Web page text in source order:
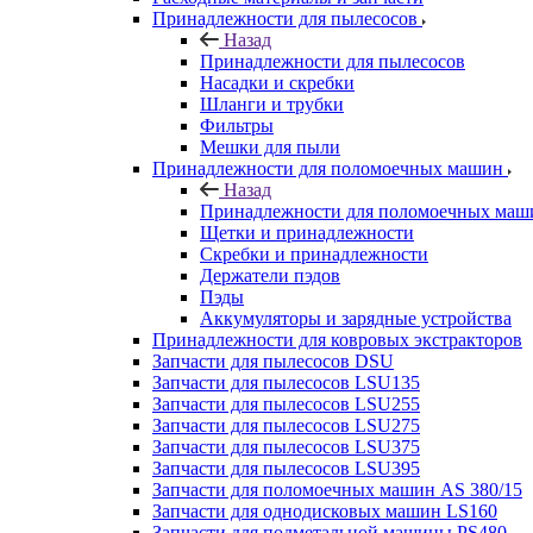
Принадлежности для пылесосов
Назад
Принадлежности для пылесосов
Насадки и скребки
Шланги и трубки
Фильтры
Мешки для пыли
Принадлежности для поломоечных машин
Назад
Принадлежности для поломоечных
Щетки и принадлежности
Скребки и принадлежности
Держатели пэдов
Пэды
Аккумуляторы и зарядные устройства
Принадлежности для ковровых экстракторов
Запчасти для пылесосов DSU
Запчасти для пылесосов LSU135
Запчасти для пылесосов LSU255
Запчасти для пылесосов LSU275
Запчасти для пылесосов LSU375
Запчасти для пылесосов LSU395
Запчасти для поломоечных машин AS 380/15
Запчасти для однодисковых машин LS160